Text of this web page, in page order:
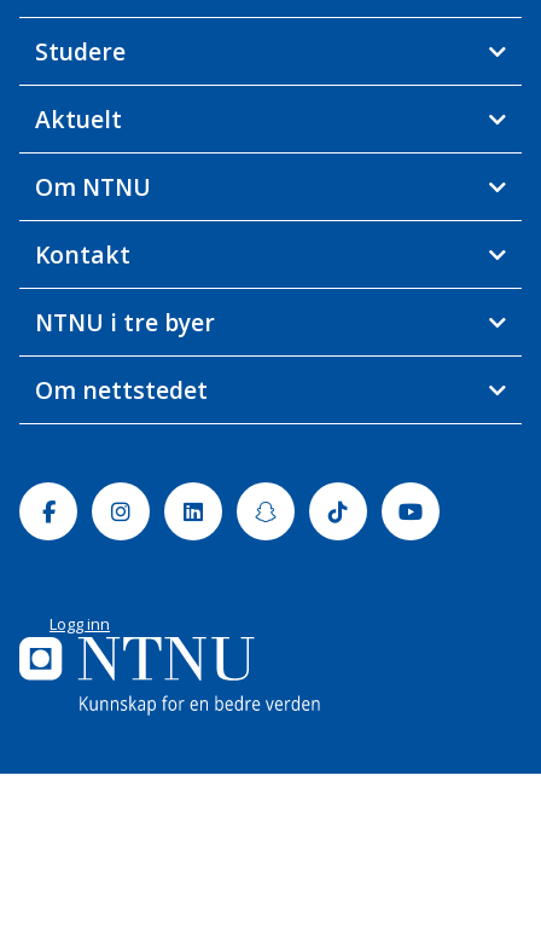
Studere
Aktuelt
Om NTNU
Kontakt
NTNU i tre byer
Om nettstedet
FacebookInstagramLinkedinSnapchatTiktok Youtube
Logg inn